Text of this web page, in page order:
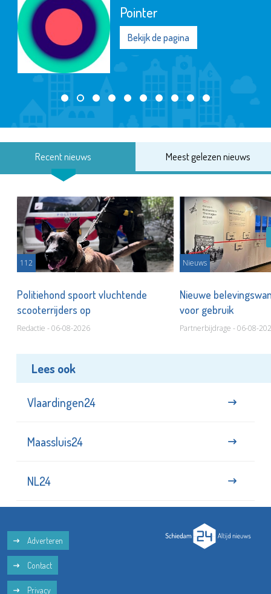
Pointer
Bekijk de pagina
Recent nieuws Meest gelezen nieuws
112
Politiehond spoort vluchtende
scooterrijders op
Redactie - 06-08-2026
Nieuws
Nieuwe
voor gebruik
Partnerbijdrage - 06-08-
Lees ook
Vlaardingen24
Maassluis24
NL24
Adverteren
Contact
Privacy